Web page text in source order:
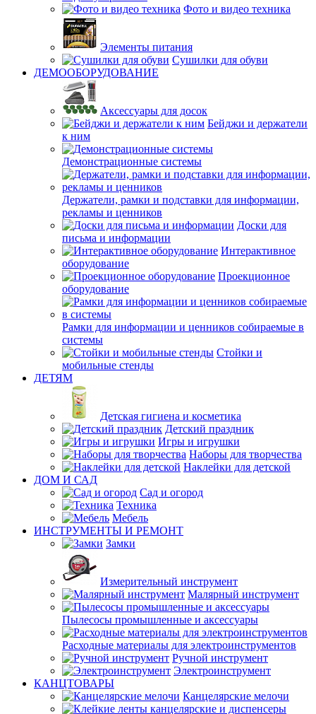
Фото и видео техника
Элементы питания
Сушилки для обуви
ДЕМООБОРУДОВАНИЕ
Аксессуары для досок
Бейджи и держатели
к ним
Демонстрационные системы
Держатели, рамки и подставки для информации,
рекламы и ценников
Доски для
письма и информации
Интерактивное
оборудование
Проекционное
оборудование
Рамки для информации и ценников собираемые в
системы
Стойки и
мобильные стенды
ДЕТЯМ
Детская гигиена и косметика
Детский праздник
Игры и игрушки
Наборы для творчества
Наклейки для детской
ДОМ И САД
Сад и огород
Техника
Мебель
ИНСТРУМЕНТЫ И РЕМОНТ
Замки
Измерительный инструмент
Малярный инструмент
Пылесосы промышленные и аксессуары
Расходные материалы для электроинструментов
Ручной инструмент
Электроинструмент
КАНЦТОВАРЫ
Канцелярские мелочи